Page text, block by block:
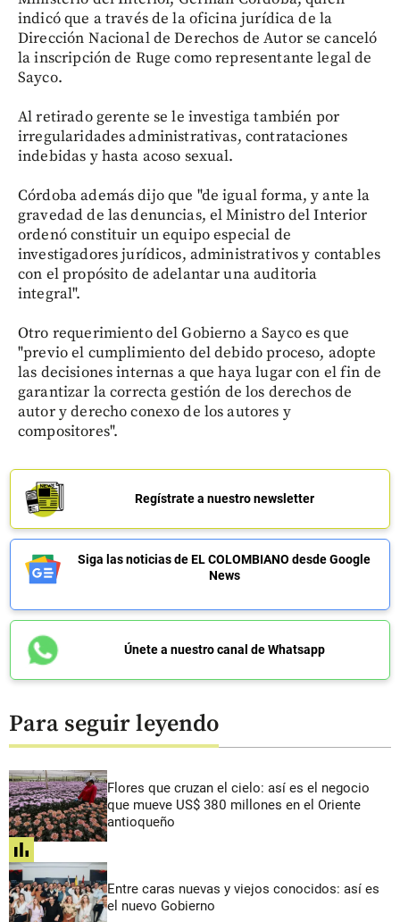
indicó que a través de la oficina jurídica de la
Dirección Nacional de Derechos de Autor se canceló
la inscripción de Ruge como representante legal de
Sayco.
Al retirado gerente se le investiga también por
irregularidades administrativas, contrataciones
indebidas y hasta acoso sexual.
Córdoba además dijo que "de igual forma, y ante la
gravedad de las denuncias, el Ministro del Interior
ordenó constituir un equipo especial de
investigadores jurídicos, administrativos y contables
con el propósito de adelantar una auditoria
integral".
Otro requerimiento del Gobierno a Sayco es que
"previo el cumplimiento del debido proceso, adopte
las decisiones internas a que haya lugar con el fin de
garantizar la correcta gestión de los derechos de
autor y derecho conexo de los autores y
compositores".
Regístrate a nuestro newsletter
Siga las noticias de EL COLOMBIANO desde Google
News
Únete a nuestro canal de Whatsapp
Para seguir leyendo
Flores que cruzan el cielo: así es el negocio
que mueve US$ 380 millones en el Oriente
antioqueño
share
Entre caras nuevas y viejos conocidos: así es
el nuevo Gobierno